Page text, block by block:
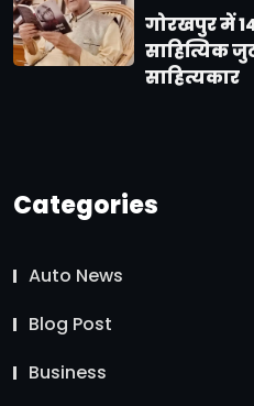
गोरखपुर में
साहित्यिक
साहित्यकार
Categories
Auto News
Blog Post
Business